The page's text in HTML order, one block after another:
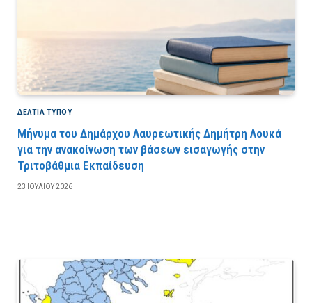
ΔΕΛΤΙΑ ΤΥΠΟΥ
Μήνυμα του Δημάρχου Λαυρεωτικής Δημήτρη Λουκά
για την ανακοίνωση των βάσεων εισαγωγής στην
Τριτοβάθμια Εκπαίδευση
23 ΙΟΥΛΊΟΥ 2026